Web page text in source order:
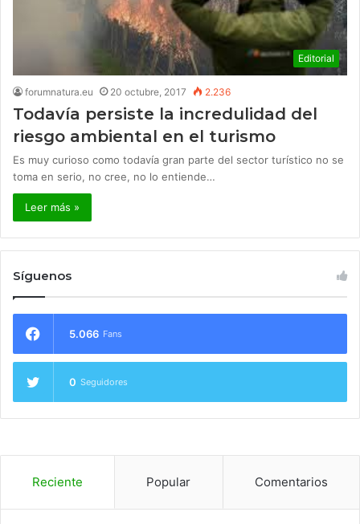
Editorial
forumnatura.eu 20 octubre, 2017 2.236
​Todavía persiste la incredulidad del
riesgo ambiental en el turismo
Es muy curioso como todavía gran parte del sector turístico no se
toma en serio, no cree, no lo entiende…
Leer más »
Síguenos
5.066 Fans
0 Seguidores
Reciente Popular Comentarios